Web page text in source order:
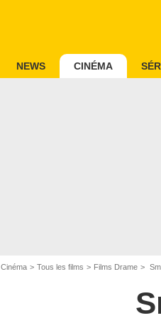
NEWS CINÉMA
Cinéma Tous les films Films Drame